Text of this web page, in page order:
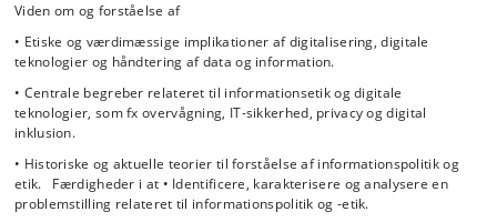
vedrørende teknologiers implikationer for mennesker, organisationer
og samfund, (fx overvågning, privacy og digitalisering af kultur) samt
de politiske og juridiske rammer for disse.
Studerende får mulighed for at følge deres egne interesser inden for
emnet og vil efter at have gennemført kurset være i stand til at
formulere relevante initiativer til håndtering af etiske spørgsmål i
Viden om og forståelse af
• Etiske og værdimæssige implikationer af digitalisering, digitale
teknologier og håndtering af data og information.
• Centrale begreber relateret til informationsetik og digitale
teknologier, som fx overvågning, IT-sikkerhed, privacy og digital
inklusion.
• Historiske og aktuelle teorier til forståelse af informationspolitik og
etik. Færdigheder i at • Identificere, karakterisere og analysere en
problemstilling relateret til informationspolitik og -etik.